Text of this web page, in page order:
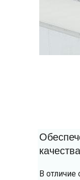
качества
В отличие